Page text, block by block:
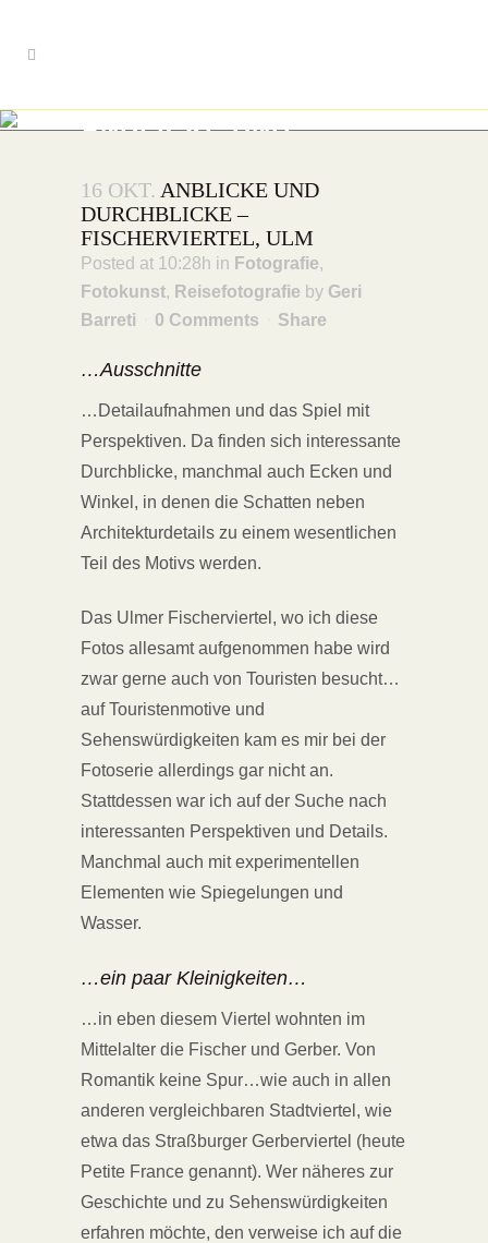
ANBLICKE UND
FISCHERVIERTEL, ULM
16 OKT. ANBLICKE UND
DURCHBLICKE –
FISCHERVIERTEL, ULM
Posted at 10:28h in Fotografie,
Fotokunst, Reisefotografie by Geri
Barreti
0 Comments Share
…Ausschnitte
…Detailaufnahmen und das Spiel mit
Perspektiven. Da finden sich interessante
Durchblicke, manchmal auch Ecken und
Winkel, in denen die Schatten neben
Architekturdetails zu einem wesentlichen
Teil des Motivs werden.
Das Ulmer Fischerviertel, wo ich diese
Fotos allesamt aufgenommen habe wird
zwar gerne auch von Touristen besucht…
auf Touristenmotive und
Sehenswürdigkeiten kam es mir bei der
Fotoserie allerdings gar nicht an.
Stattdessen war ich auf der Suche nach
interessanten Perspektiven und Details.
Manchmal auch mit experimentellen
Elementen wie Spiegelungen und
Wasser.
…ein paar Kleinigkeiten…
…in eben diesem Viertel wohnten im
Mittelalter die Fischer und Gerber. Von
Romantik keine Spur…wie auch in allen
anderen vergleichbaren Stadtviertel, wie
etwa das Straßburger Gerberviertel (heute
Petite France genannt). Wer näheres zur
Geschichte und zu Sehenswürdigkeiten
erfahren möchte, den verweise ich auf die